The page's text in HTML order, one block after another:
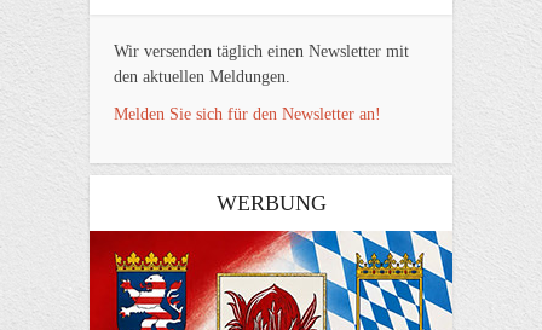
Wir versenden täglich einen Newsletter mit
den aktuellen Meldungen.
Melden Sie sich für den Newsletter an!
WERBUNG